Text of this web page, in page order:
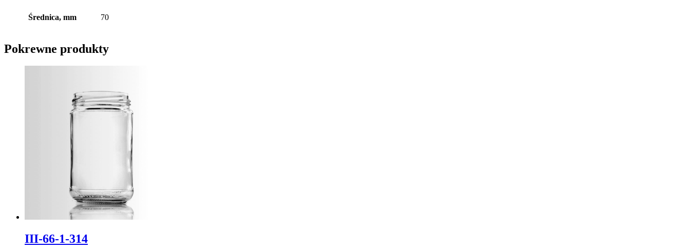
Średnica, mm 70
Pokrewne produkty
III-66-1-314